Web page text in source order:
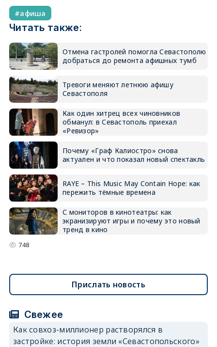
афиша
Читать также:
Отмена гастролей помогла Севастополю
добраться до ремонта афишных тумб
Тревоги меняют летнюю афишу
Севастополя
Как один хитрец всех чиновников
обманул: в Севастополь приехал
«Ревизор»
Почему «Граф Калиостро» снова
актуален и что показал новый спектакль
RAYE – This Music May Contain Hope: как
пережить тёмные времена
С мониторов в кинотеатры: как
экранизируют игры и почему это новый
тренд в кино
748
Прислать новость
Свежее
Как совхоз-миллионер растворялся в
застройке: история земли «Севастопольского»